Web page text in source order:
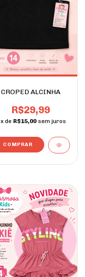
CROPED ALCINHA
R$29,99
x de R$15,00 sem juros
COMPRAR